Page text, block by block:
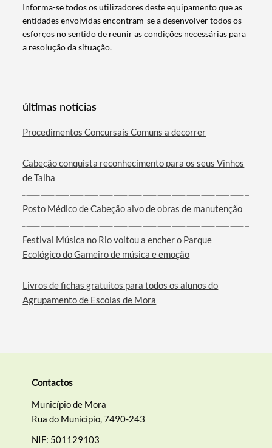
Termo de Pesquisa
Categorias gerais
Filtros
Informa-se todos os utilizadores deste equipamento que as
entidades envolvidas encontram-se a desenvolver todos os
esforços no sentido de reunir as condições necessárias para
a resolução da situação.
últimas notícias
Procedimentos Concursais Comuns a decorrer
Cabeção conquista reconhecimento para os seus Vinhos
de Talha
Posto Médico de Cabeção alvo de obras de manutenção
Festival Música no Rio voltou a encher o Parque
Ecológico do Gameiro de música e emoção
Livros de fichas gratuitos para todos os alunos do
Agrupamento de Escolas de Mora
Contactos
Município de Mora
Rua do Município, 7490-243
NIF: 501129103